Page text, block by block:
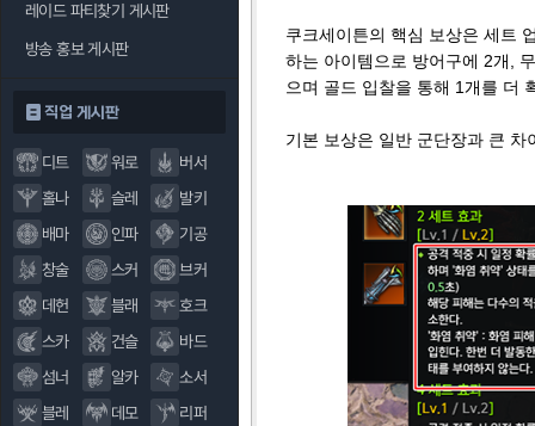
레이드 파티찾기 게시판
방송 홍보 게시판
직업 게시판
디트 워로
버서
홀나
슬레
발키
배마
인파
기공
창술
스커
브커
데헌
블래
호크
스카
건슬
바드
섬너
알카
소서
블레
데모
리퍼
쿠크세이튼의 핵심 보상은 세트
하는 아이템으로 방어구에 2개,
으며 골드 입찰을 통해 1개를 더
기본 보상은 일반 군단장과 큰